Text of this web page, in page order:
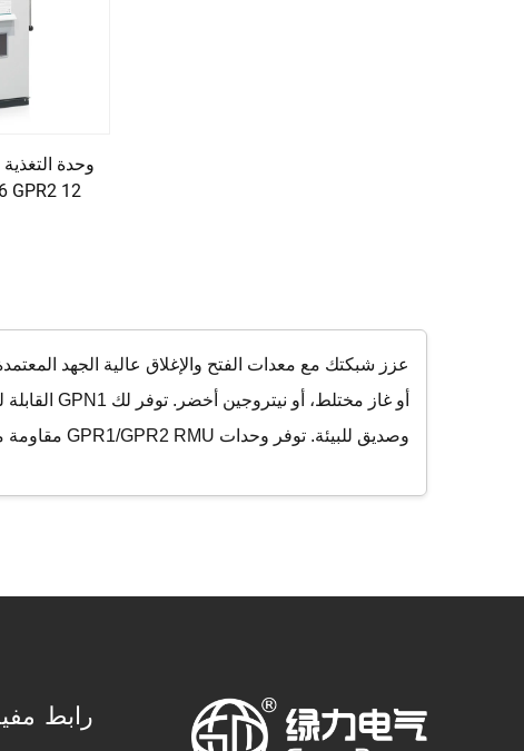
وحدة
وصديق للبيئة. توفر وحدات GPR1/GPR2 RMU مقاومة مثبتة، بينما يعزز GP-NER حماية النظام. جميعها مصممة لتتجاوز متطلبات الامتثال الصناعية.
رابط